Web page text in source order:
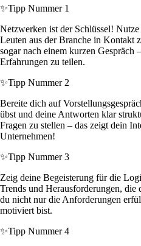
✨Tipp Nummer 1
Netzwerken ist der Schlüssel!
Leuten aus der Branche in Kontakt
sogar nach einem kurzen Gespräch
Erfahrungen zu teilen.
✨Tipp Nummer 2
Bereite dich auf
übst und deine Antworten klar
Fragen zu stellen – das zeigt dein
Unternehmen!
✨Tipp Nummer 3
Zeig deine Begeisterung für die
Trends und Herausforderungen, die
du nicht nur die Anforderungen
motiviert bist.
✨Tipp Nummer 4